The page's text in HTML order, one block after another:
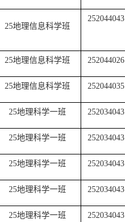
25地理信息科学班
252044043
25地理信息科学班 252044026
25地理信息科学班 252044035
25地理科学一班 252034043
25地理科学一班 252034043
25地理科学一班 252034043
25地理科学一班 252034043
25地理科学一班 252034043